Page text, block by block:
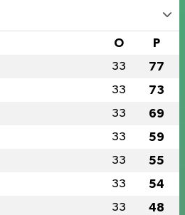
O P
33 77
33 73
33 69
33 59
33 55
33 54
33 48